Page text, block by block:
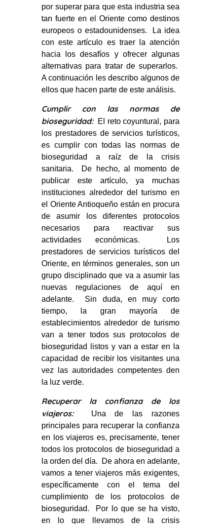
por superar para que esta industria sea
tan fuerte en el Oriente como destinos
europeos o estadounidenses. La idea
con este artículo es traer la atención
hacia los desafíos y ofrecer algunas
alternativas para tratar de superarlos.
A continuación les describo algunos de
ellos que hacen parte de este análisis.
Cumplir con las normas de
bioseguridad: El reto coyuntural, para
los prestadores de servicios turísticos,
es cumplir con todas las normas de
bioseguridad a raíz de la crisis
sanitaria. De hecho, al momento de
publicar este artículo, ya muchas
instituciones alrededor del turismo en
el Oriente Antioqueño están en procura
de asumir los diferentes protocolos
necesarios para reactivar sus
actividades económicas. Los
prestadores de servicios turísticos del
Oriente, en términos generales, son un
grupo disciplinado que va a asumir las
nuevas regulaciones de aquí en
adelante. Sin duda, en muy corto
tiempo, la gran mayoría de
establecimientos alrededor de turismo
van a tener todos sus protocolos de
bioseguridad listos y van a estar en la
capacidad de recibir los visitantes una
vez las autoridades competentes den
la luz verde.
Recuperar la confianza de los
viajeros:
Una de las razones
principales para recuperar la confianza
en los viajeros es, precisamente, tener
todos los protocolos de bioseguridad a
la orden del día. De ahora en adelante,
vamos a tener viajeros más exigentes,
específicamente con el tema del
cumplimiento de los protocolos de
bioseguridad. Por lo que se ha visto,
en lo que llevamos de la crisis